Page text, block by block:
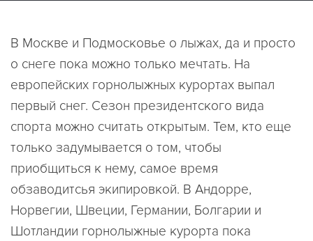
В Москве и Подмосковье о лыжах, да и просто
о снеге пока можно только мечтать. На
европейских горнолыжных курортах выпал
первый снег. Сезон президентского вида
спорта можно считать открытым. Тем, кто еще
только задумывается о том, чтобы
приобщиться к нему, самое время
обзаводитсья экипировкой. В Андорре,
Норвегии, Швеции, Германии, Болгарии и
Шотландии горнолыжные курорта пока